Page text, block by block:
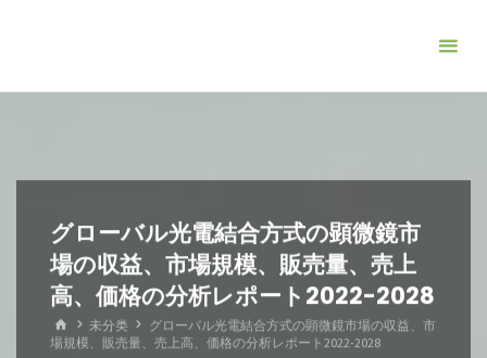
グローバル光電結合方式の顕微鏡市
場の収益、市場規模、販売量、売上
高、価格の分析レポート2022-2028
ホ
ー
未分类
グローバル光電結合方式の顕微鏡市場の収益、市
場規模、販売量、売上高、価格の分析レポート2022-2028